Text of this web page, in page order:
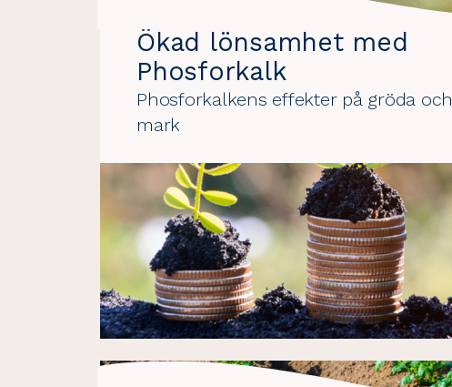
Ökad lönsamhet med
Phosforkalk
Phosforkalkens effekter på gröda och
mark